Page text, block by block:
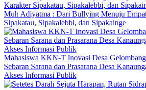
Muh Adiyatma : Dari Bullying Menuju
Sipakatau, Sipakalebbi, dan Sipakainge
Mahasiswa KKN-T Inovasi Desa Gelombang
Sebaran Sarana dan Prasarana Desa
Akses Informasi Publik